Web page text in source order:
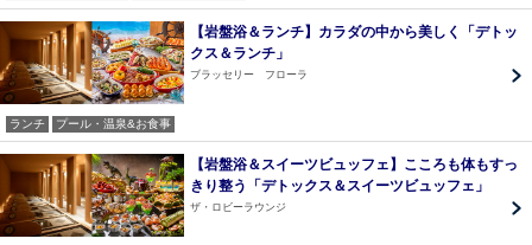
【岩盤浴＆ランチ】カラダの中から美しく「デトッ
クス＆ランチ」
ブラッセリー フローラ
ランチ プール・温泉&お食事
【岩盤浴＆スイーツビュッフェ】こころも体もすっ
きり整う「デトックス＆スイーツビュッフェ」
ザ・ロビーラウンジ